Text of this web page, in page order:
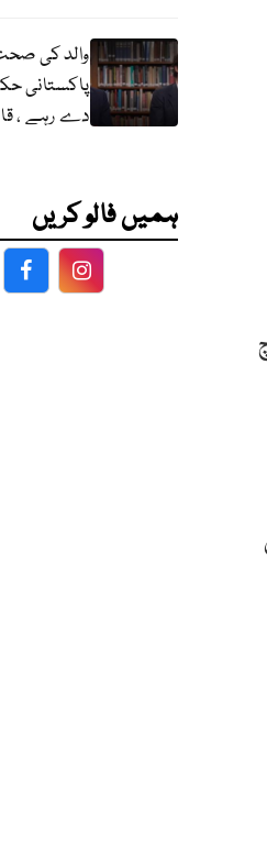
والد کی
پاکستانی
دے رہے ،
ہمیں فالو کریں
FacebookFacebook